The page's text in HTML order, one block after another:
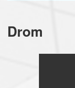
Drom